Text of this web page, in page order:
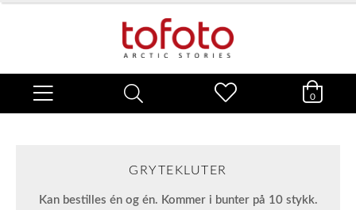
0
GRYTEKLUTER
Kan bestilles én og én. Kommer i bunter på 10 stykk.